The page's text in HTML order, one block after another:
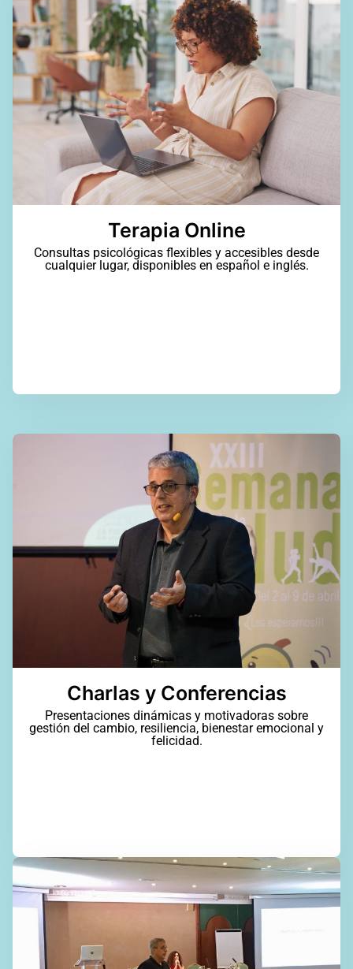
Terapia Online
Consultas psicológicas flexibles y accesibles desde
cualquier lugar, disponibles en español e inglés.
Charlas y Conferencias
Presentaciones dinámicas y motivadoras sobre
gestión del cambio, resiliencia, bienestar emocional y
felicidad.